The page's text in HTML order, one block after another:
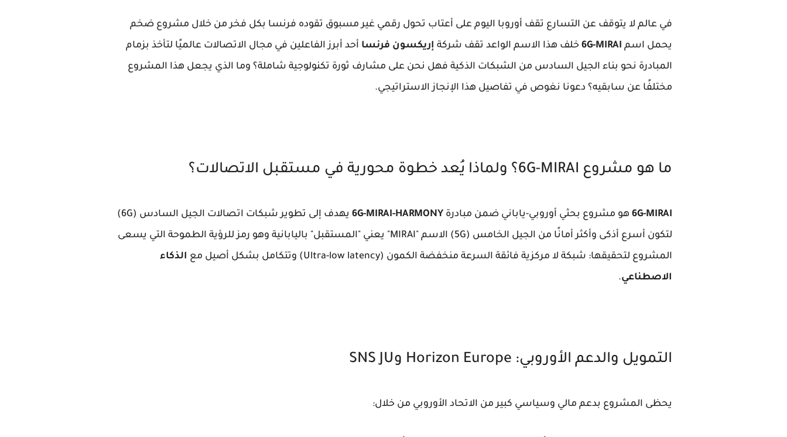
في عالم لا يتوقف عن التسارع تقف أوروبا اليوم على أعتاب تحول رقمي غير مسبوق تقوده فرنسا بكل فخر من خلال مشروع ضخم
يحمل اسم 6G-MIRAI خلف هذا الاسم الواعد تقف شركة إريكسون فرنسا أحد أبرز الفاعلين في مجال الاتصالات عالميًا لتأخذ بزمام
المبادرة نحو بناء الجيل السادس من الشبكات الذكية فهل نحن على مشارف ثورة تكنولوجية شاملة؟ وما الذي يجعل هذا المشروع
مختلفًا عن سابقيه؟ دعونا نغوص في تفاصيل هذا الإنجاز الاستراتيجي.
ما هو مشروع 6G-MIRAI؟ ولماذا يُعد خطوة محورية في مستقبل الاتصالات؟
6G-MIRAI هو مشروع بحثي أوروبي-ياباني ضمن مبادرة 6G-MIRAI-HARMONY
يهدف إلى تطوير شبكات اتصالات الجيل السادس (6G)
لتكون أسرع أذكى وأكثر أمانًا من الجيل الخامس (5G) الاسم "MIRAI" يعني "المستقبل" باليابانية وهو رمز للرؤية الطموحة التي يسعى
المشروع لتحقيقها: شبكة لا مركزية فائقة السرعة منخفضة الكمون (Ultra-low latency) وتتكامل بشكل أصيل مع
الذكاء
الاصطناعي.
التمويل والدعم الأوروبي: Horizon Europe وSNS JU
يحظى المشروع بدعم مالي وسياسي كبير من الاتحاد الأوروبي من خلال: